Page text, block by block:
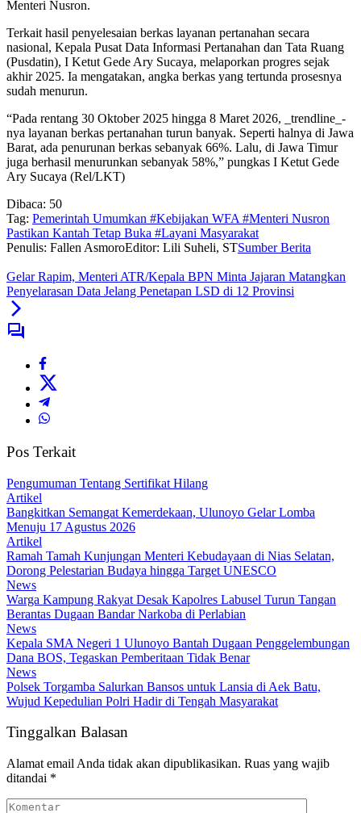
Menteri Nusron.
Terkait hasil penyelesaian berkas layanan pertanahan secara
nasional, Kepala Pusat Data Informasi Pertanahan dan Tata Ruang
(Pusdatin), I Ketut Gede Ary Sucaya, melaporkan progres sejak
akhir 2025. Ia mengatakan, angka berkas yang tertunda prosesnya
sudah menurun.
“Pada rentang 30 Oktober 2025 hingga 8 Maret 2026, _trendline_-
nya layanan berkas pertanahan turun banyak. Seperti halnya di Jawa
Barat, ada penurunan berkas sebanyak 66%. Lalu, di Jawa Timur
juga berhasil menurunkan sebanyak 58%,” pungkas I Ketut Gede
Ary Sucaya (Rel/LKT)
Dibaca: 50
Tag: Pemerintah Umumkan #Kebijakan WFA #Menteri Nusron
Pastikan Kantah Tetap Buka #Layani Masyarakat
Penulis: Fallen AsmoroEditor: Lili Suheli, STSumber Berita
Gelar Rapim, Menteri ATR/Kepala BPN Minta Jajaran Matangkan
Penyelarasan Data Jelang Penetapan LSD di 12 Provinsi
Pos Terkait
Pengumuman Tentang Sertifikat Hilang
Artikel
Bangkitkan Semangat Kemerdekaan, Ulunoyo Gelar Lomba
Menuju 17 Agustus 2026
Artikel
Ramah Tamah Kunjungan Menteri Kebudayaan di Nias Selatan,
Dorong Pelestarian Budaya hingga Target UNESCO
News
Warga Kampung Rakyat Desak Kapolres Labusel Turun Tangan
Berantas Dugaan Bandar Narkoba di Perlabian
News
Kepala SMA Negeri 1 Ulunoyo Bantah Dugaan Penggelembungan
Dana BOS, Tegaskan Pemberitaan Tidak Benar
News
Polsek Torgamba Salurkan Bansos untuk Lansia di Aek Batu,
Wujud Kepedulian Polri Hadir di Tengah Masyarakat
Tinggalkan Balasan
Alamat email Anda tidak akan dipublikasikan. Ruas yang wajib
ditandai *